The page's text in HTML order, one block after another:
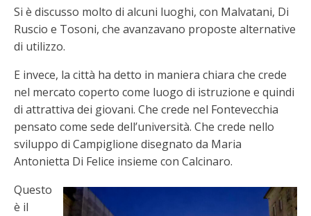
Si è discusso molto di alcuni luoghi, con Malvatani, Di
Ruscio e Tosoni, che avanzavano proposte alternative
di utilizzo.
E invece, la città ha detto in maniera chiara che crede
nel mercato coperto come luogo di istruzione e quindi
di attrattiva dei giovani. Che crede nel Fontevecchia
pensato come sede dell’università. Che crede nello
sviluppo di Campiglione disegnato da Maria
Antonietta Di Felice insieme con Calcinaro.
Questo
è il